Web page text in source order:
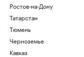
Ростов-на-Дону
Татарстан
Тюмень
Черноземье
Кавказ